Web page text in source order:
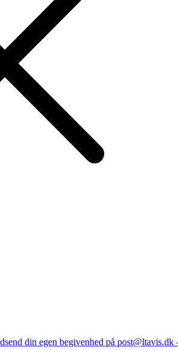
din egen begivenhed på